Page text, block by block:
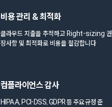
비용 관리 & 최적화
클라우드 지출을 추적하고 Right-sizing 권
장사항 및 최적화로 비용을 절감합니다
컴플라이언스 감사
HIPAA, PCI-DSS, GDPR 등 주요 규정 준